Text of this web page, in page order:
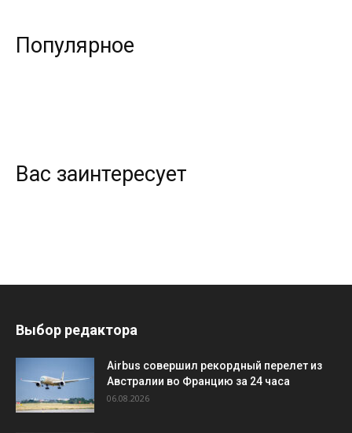
Популярное
Вас заинтересует
Выбор редактора
Airbus совершил рекордный перелет из
Австралии во Францию за 24 часа
06.08.2026